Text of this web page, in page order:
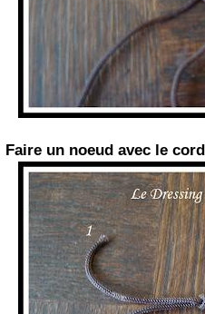
Faire un noeud avec le